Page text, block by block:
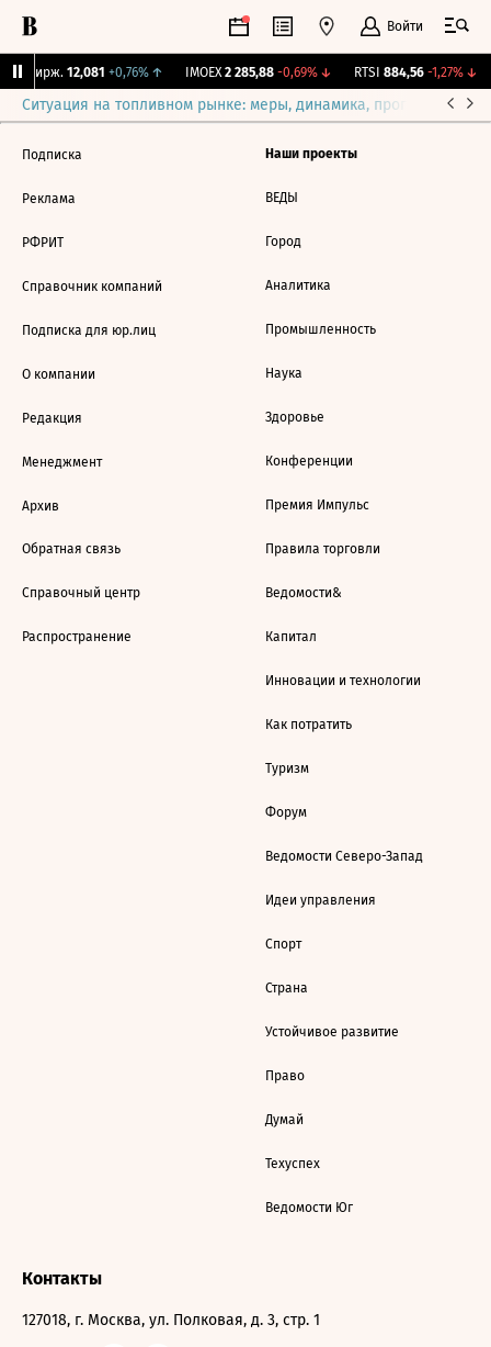
Войти
Бирж. 12,081 +0,76%↑ IMOEX 2 285,88 -0,69%↓ RTSI 884,56 -1,27%↓
Ситуация на топливном рынке: меры, динамика, прогнозы
Подписка
Реклама
РФРИТ
Справочник компаний
Подписка для юр.лиц
О компании
Редакция
Менеджмент
Архив
Обратная связь
Справочный центр
Распространение
Наши проекты
ВЕДЫ
Город
Аналитика
Промышленность
Наука
Здоровье
Конференции
Премия Импульс
Правила торговли
Ведомости&
Капитал
Инновации и технологии
Как потратить
Туризм
Форум
Ведомости Северо-Запад
Идеи управления
Спорт
Страна
Устойчивое развитие
Право
Думай
Техуспех
Ведомости Юг
Контакты
127018, г. Москва, ул. Полковая, д. 3, стр. 1